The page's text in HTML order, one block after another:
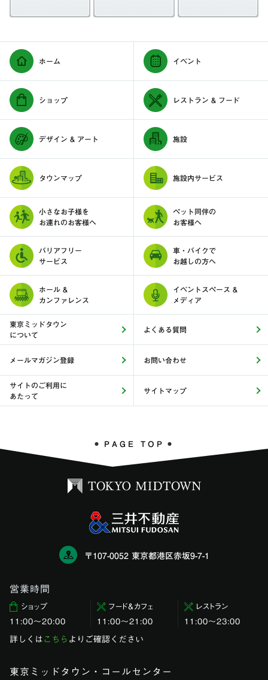
ホーム イベント
ショップ レストラン & フード
デザイン & アート 施設
タウンマップ 施設内サービス
小さなお子様を
お連れのお客様へ
ペット同伴の
お客様へ
バリアフリー
サービス
車・バイクで
お越しの方へ
ホール &
カンファレンス
イベントスペース &
メディア
東京ミッドタウン
について
よくある質問
メールマガジン登録 お問い合わせ
サイトのご利用に
あたって
サイトマップ
PAGE TOP
〒107-0052 東京都港区赤坂9-7-1
営業時間
ショップ
11:00〜20:00
フード＆カフェ
11:00～21:00
レストラン
11:00〜23:00
詳しくは こちら よりご確認ください
東京ミッドタウン・コールセンター